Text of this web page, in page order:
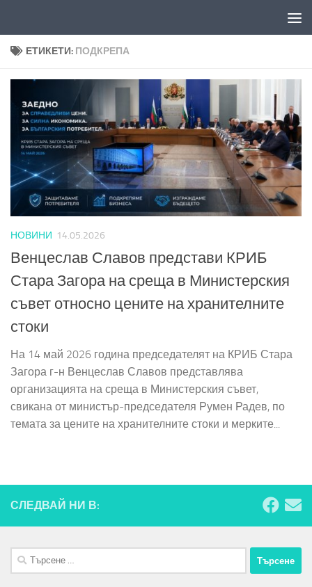
ЕТИКЕТИ: ПОДКРЕПА
НОВИНИ 14.05.2026
Венцеслав Славов представи КРИБ
Стара Загора на среща в Министерския
съвет относно цените на хранителните
стоки
На 14 май 2026 година председателят на КРИБ Стара
Загора г-н Венцеслав Славов представлява
организацията на среща в Министерския съвет,
свикана от министър-председателя Румен Радев, по
темата за цените на хранителните стоки и мерките...
СЛЕДВАЙ НИ В:
Търсене
за: